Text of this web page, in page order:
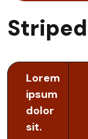
Lorem
ipsum
dolor
sit.